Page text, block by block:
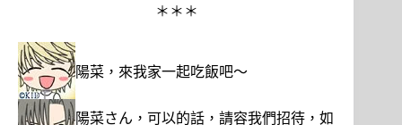
＊＊＊
陽菜，來我家一起吃飯吧～
陽菜さん，可以的話，請容我們招待，如